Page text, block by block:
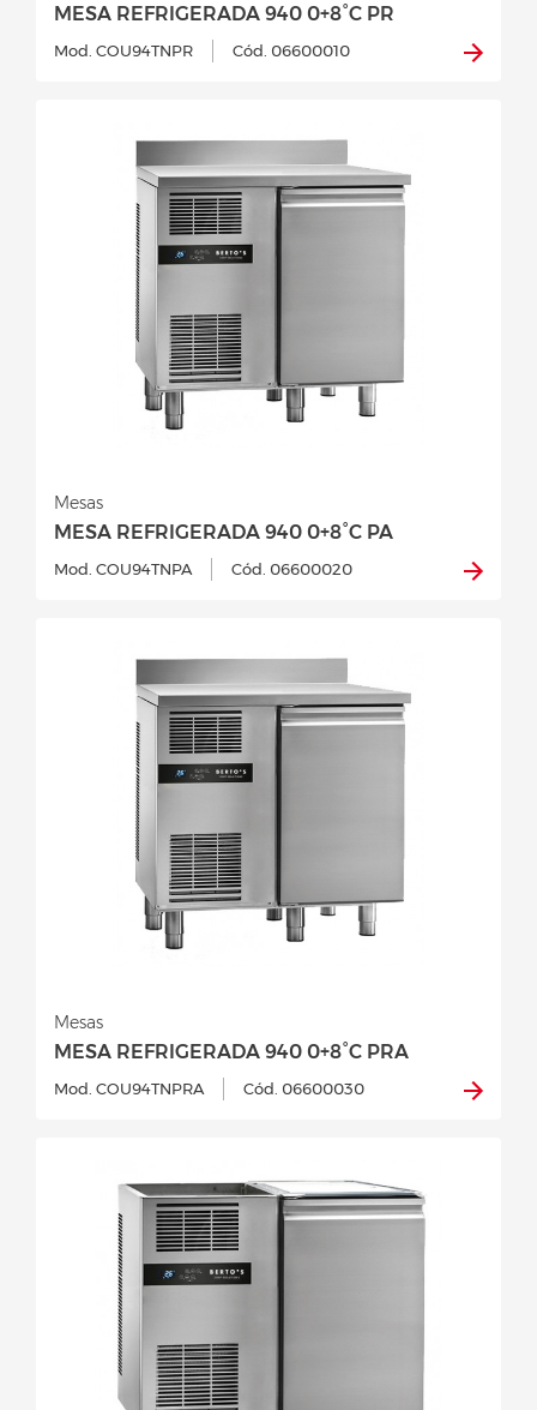
MESA REFRIGERADA 940 0+8°C PR
Mod. COU94TNPR Cód. 06600010
MESA REFRIGERADA 940 0+8°C PA
Mesas
Mod. COU94TNPA Cód. 06600020
MESA REFRIGERADA 940 0+8°C PRA
Mesas
Mod. COU94TNPRA Cód. 06600030